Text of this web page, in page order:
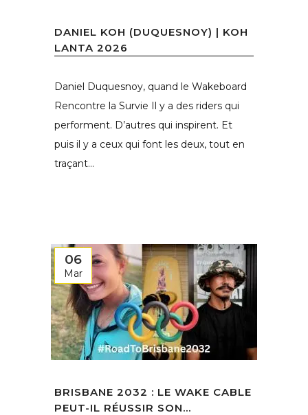
DANIEL KOH (DUQUESNOY) | KOH
LANTA 2026
Daniel Duquesnoy, quand le Wakeboard
Rencontre la Survie Il y a des riders qui
performent. D’autres qui inspirent. Et
puis il y a ceux qui font les deux, tout en
traçant...
06
Mar
BRISBANE 2032 : LE WAKE CABLE
PEUT-IL RÉUSSIR SON...